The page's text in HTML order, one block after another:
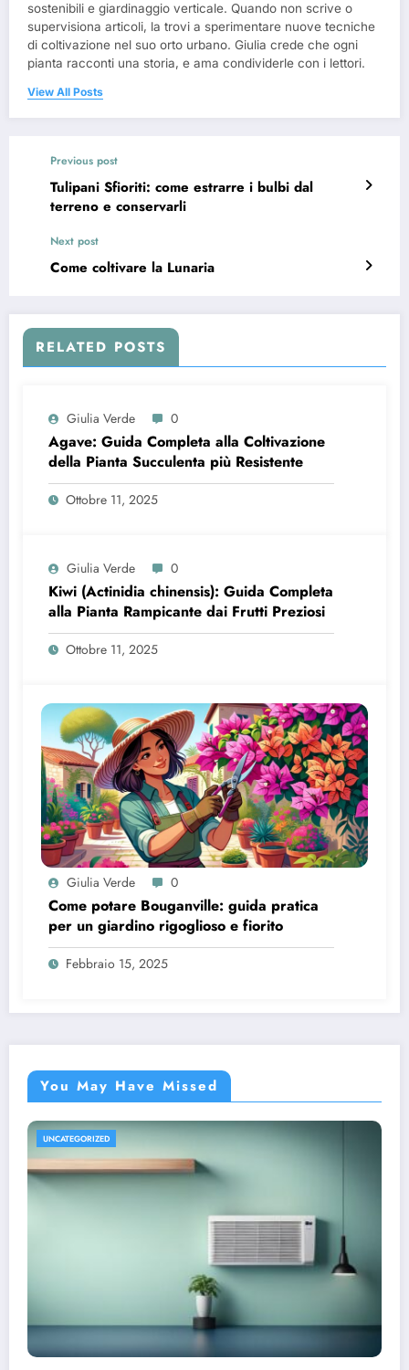
sostenibili e giardinaggio verticale. Quando non scrive o
supervisiona articoli, la trovi a sperimentare nuove tecniche
di coltivazione nel suo orto urbano. Giulia crede che ogni
pianta racconti una storia, e ama condividerle con i lettori.
View All Posts
Previous post
Tulipani Sfioriti: come estrarre i bulbi dal
terreno e conservarli
Next post
Come coltivare la Lunaria
RELATED POSTS
Giulia Verde 0
Agave: Guida Completa alla Coltivazione
della Pianta Succulenta più Resistente
Ottobre 11, 2025
Giulia Verde 0
Kiwi (Actinidia chinensis): Guida Completa
alla Pianta Rampicante dai Frutti Preziosi
Ottobre 11, 2025
Giulia Verde 0
Come potare Bouganville: guida pratica
per un giardino rigoglioso e fiorito
Febbraio 15, 2025
You May Have Missed
UNCATEGORIZED